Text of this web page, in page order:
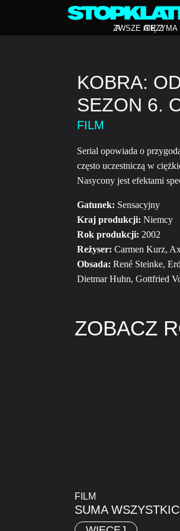
ZAWSZE CIĘ Z
ATRZYMA
KOBRA:
SEZON 6.
FILM
Serial opowiada o
często uczestniczą w
Nasycony jest efektami
Gatunek: Sensacyjny
Kraj produkcji: Niemcy
Rok produkcji: 2002
Reżyser: Carmen Kurz,
Obsada: René Steinke,
Dietmar Huhn, Gottfried
ZOBACZ
FILM
SUMA